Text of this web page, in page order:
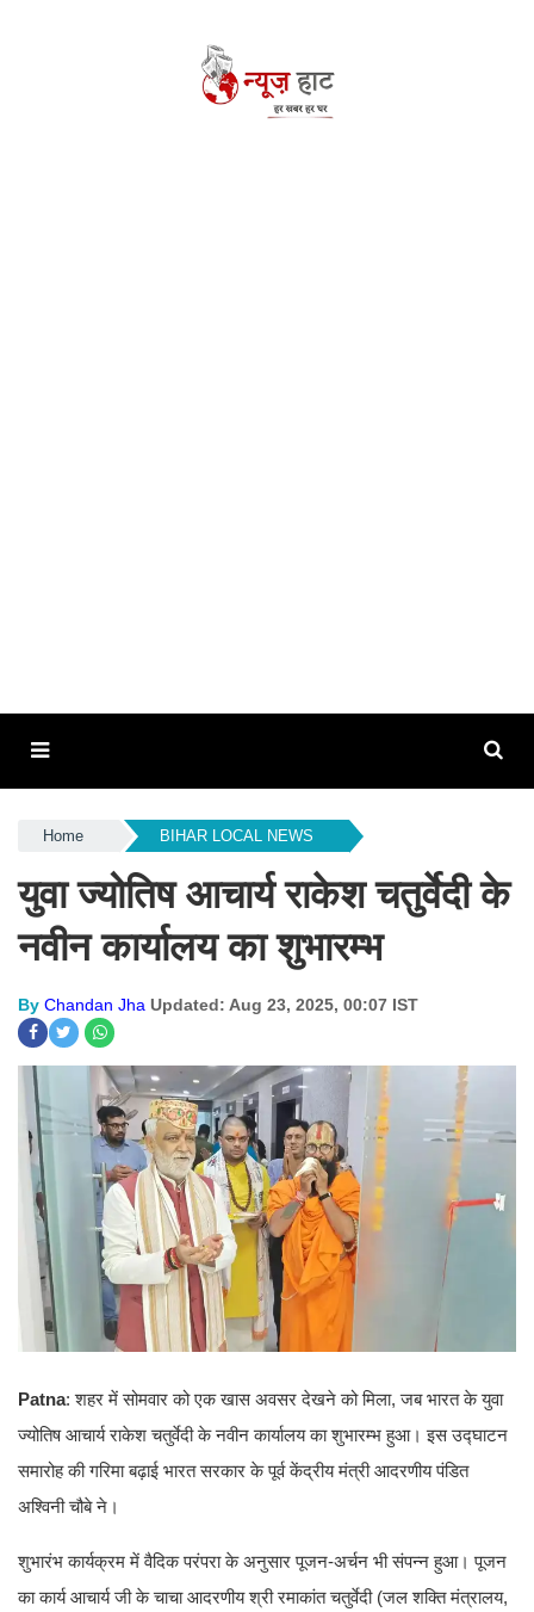
Home BIHAR LOCAL NEWS
युवा ज्योतिष आचार्य राकेश चतुर्वेदी के
नवीन कार्यालय का शुभारम्भ
By Chandan Jha Updated: Aug 23, 2025, 00:07 IST
Patna: शहर में सोमवार को एक खास अवसर देखने को मिला, जब भारत के युवा
ज्योतिष आचार्य राकेश चतुर्वेदी के नवीन कार्यालय का शुभारम्भ हुआ। इस उद्घाटन
समारोह की गरिमा बढ़ाई भारत सरकार के पूर्व केंद्रीय मंत्री आदरणीय पंडित
अश्विनी चौबे ने।
शुभारंभ कार्यक्रम में वैदिक परंपरा के अनुसार पूजन-अर्चन भी संपन्न हुआ। पूजन
का कार्य आचार्य जी के चाचा आदरणीय श्री रमाकांत चतुर्वेदी (जल शक्ति मंत्रालय,